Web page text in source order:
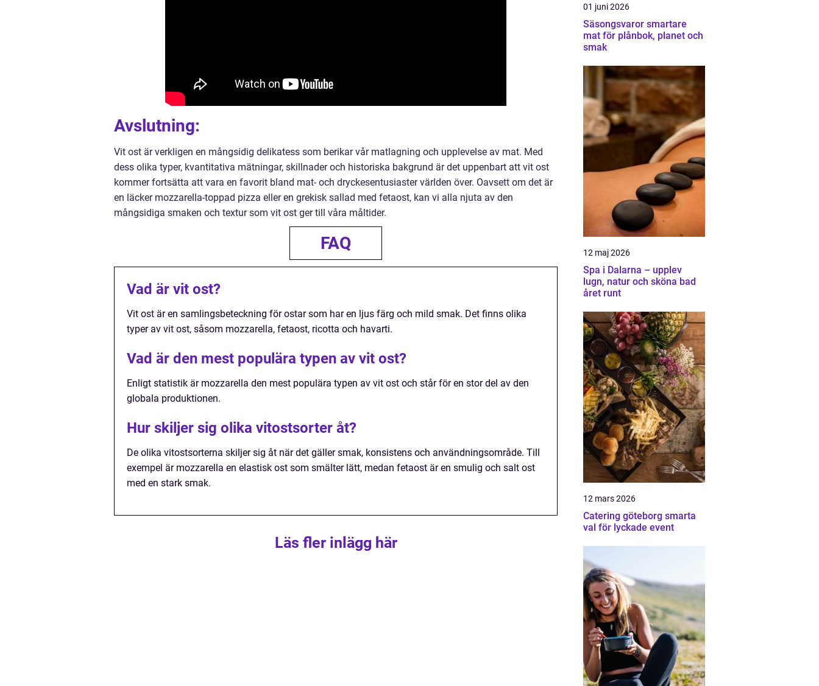
Avslutning:
Vit ost är verkligen en mångsidig delikatess som berikar vår matlagning och upplevelse av mat. Med
dess olika typer, kvantitativa mätningar, skillnader och historiska bakgrund är det uppenbart att vit ost
kommer fortsätta att vara en favorit bland mat- och dryckesentusiaster världen över. Oavsett om det är
en läcker mozzarella-toppad pizza eller en grekisk sallad med fetaost, kan vi alla njuta av den
mångsidiga smaken och textur som vit ost ger till våra måltider.
FAQ
Vad är vit ost?
Vit ost är en samlingsbeteckning för ostar som har en ljus färg och mild smak. Det finns olika
typer av vit ost, såsom mozzarella, fetaost, ricotta och havarti.
Vad är den mest populära typen av vit ost?
Enligt statistik är mozzarella den mest populära typen av vit ost och står för en stor del av den
globala produktionen.
Hur skiljer sig olika vitostsorter åt?
De olika vitostsorterna skiljer sig åt när det gäller smak, konsistens och användningsområde. Till
exempel är mozzarella en elastisk ost som smälter lätt, medan fetaost är en smulig och salt ost
med en stark smak.
Läs fler inlägg här
01 juni 2026
Säsongsvaror smartare
mat för plånbok, planet och
smak
12 maj 2026
Spa i Dalarna – upplev
lugn, natur och sköna bad
året runt
12 mars 2026
Catering göteborg smarta
val för lyckade event